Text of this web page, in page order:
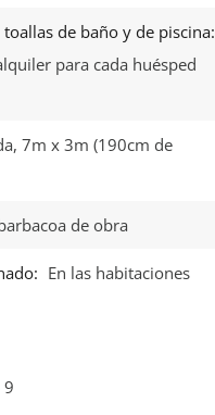
toallas de baño y de piscina:
para cada huésped
7m x 3m (190cm de
de obra
En las habitaciones
9